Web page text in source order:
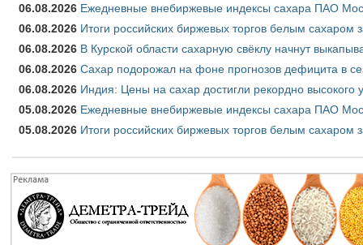
06.08.2026 Ежедневные внебиржевые индексы сахара ПАО
06.08.2026 Итоги российских биржевых торгов белым сахаром
06.08.2026 В Курской области сахарную свёклу начнут
06.08.2026 Сахар подорожал на фоне прогнозов дефицита в
06.08.2026 Индия: Цены на сахар достигли рекордно высокого
05.08.2026 Ежедневные внебиржевые индексы сахара ПАО
05.08.2026 Итоги российских биржевых торгов белым сахаром